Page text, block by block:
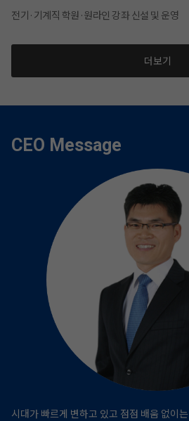
전기·기계직 학원·원라인 강좌 신설 및 운영
더보기
CEO Message
시대가 빠르게 변하고 있고 점점 배움 없이